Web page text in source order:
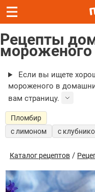
Рецепты
мороженого
Если вы ищете
мороженого в
вам страницу.
Пломбир
с лимоном
с
Каталог рецептов /